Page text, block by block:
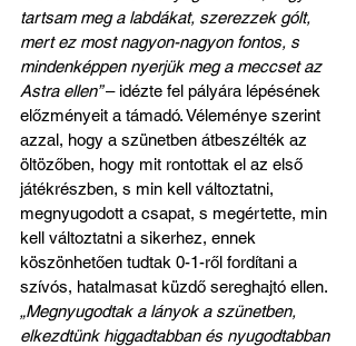
tartsam meg a labdákat, szerezzek gólt,
mert ez most nagyon-nagyon fontos, s
mindenképpen nyerjük meg a meccset az
Astra ellen” – idézte fel pályára lépésének
előzményeit a támadó. Véleménye szerint
azzal, hogy a szünetben átbeszélték az
öltözőben, hogy mit rontottak el az első
játékrészben, s min kell változtatni,
megnyugodott a csapat, s megértette, min
kell változtatni a sikerhez, ennek
köszönhetően tudtak 0-1-ről fordítani a
szívós, hatalmasat küzdő sereghajtó ellen.
„Megnyugodtak a lányok a szünetben,
elkezdtünk higgadtabban és nyugodtabban